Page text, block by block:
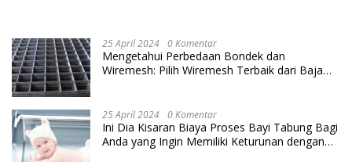
25 April 2024 0 Komentar
Mengetahui Perbedaan Bondek dan
Wiremesh: Pilih Wiremesh Terbaik dari Baja
25 April 2024 0 Komentar
Ini Dia Kisaran Biaya Proses Bayi Tabung Bagi
Anda yang Ingin Memiliki Keturunan dengan